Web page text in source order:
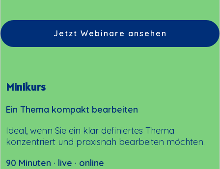
Jetzt Webinare ansehen
Minikurs
Ein Thema kompakt bearbeiten
Ideal, wenn Sie ein klar definiertes Thema
konzentriert und praxisnah bearbeiten möchten.
90 Minuten · live · online